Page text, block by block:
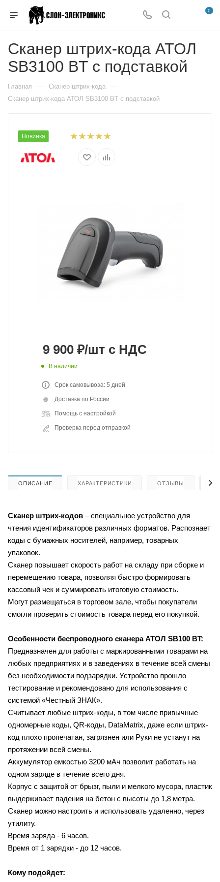
0
Сканер штрих-кода АТОЛ
SB3100 BT c подставкой
Главная — Сканер штрих-кода —
Сканер штрих-кода АТОЛ SB3100 BT c подставкой
Новинка
9 900 ₽/шт с НДС
В наличии
Срок самовывоза: 5 дней
Доставка по России
Помощь с настройкой
Проверка перед отправкой
ОПИСАНИЕ ХАРАКТЕРИСТИКИ ОТЗЫВЫ
Сканер штрих-кодов – специальное устройство для
чтения идентификаторов различных форматов. Распознает
коды с бумажных носителей, например, товарных
упаковок.
Сканер повышает скорость работ на складу при сборке и
перемещению товара, позволяя быстро формировать
кассовый чек и суммировать итоговую стоимость.
Могут размещаться в торговом зале, чтобы покупатели
смогли проверить стоимость товара перед его покупкой.
Особенности беспроводного сканераАТОЛ SB100 BT:
Предназначен для работы с маркированными товарами на
любых предприятиях и в заведениях в течение всей смены
без необходимости подзарядки. Устройство прошло
тестирование и рекомендовано для использования с
системой «Честный ЗНАК».
Считывает любые штрих-коды, в том числе привычные
одномерные коды, QR-коды, DataMatrix, даже если штрих-
код плохо пропечатан, загрязнен или Руки не устанут на
протяжении всей смены.
Аккумулятор емкостью 3200 мАч позволит работать на
одном заряде в течение всего дня.
Корпус с защитой от брызг, пыли и мелкого мусора, пластик
выдерживает падения на бетон с высоты до 1,8 метра.
Сканер можно настроить и использовать удаленно, через
утилиту.
Время заряда - 6 часов.
Время от 1 зарядки - до 12 часов.
Кому подойдет: